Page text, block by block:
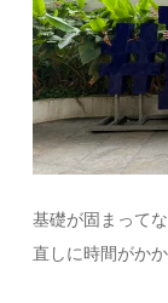
基礎が固まって
直しに時間がかか